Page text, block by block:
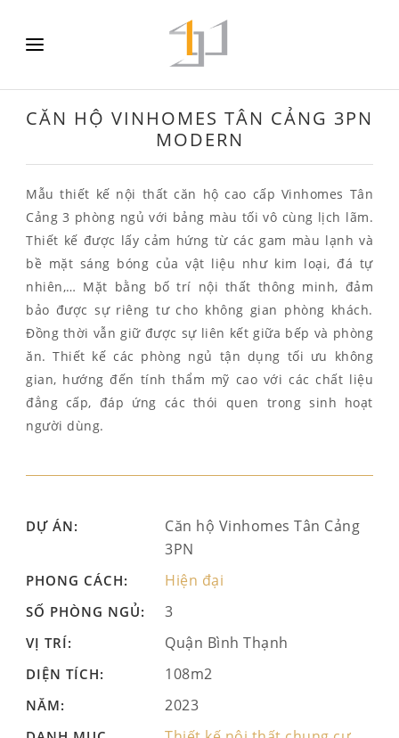
CĂN HỘ VINHOMES TÂN CẢNG 3PN
MODERN
Mẫu thiết kế nội thất căn hộ cao cấp Vinhomes Tân
Cảng 3 phòng ngủ với bảng màu tối vô cùng lịch lãm.
Thiết kế được lấy cảm hứng từ các gam màu lạnh và
bề mặt sáng bóng của vật liệu như kim loại, đá tự
nhiên,… Mặt bằng bố trí nội thất thông minh, đảm
bảo được sự riêng tư cho không gian phòng khách.
Đồng thời vẫn giữ được sự liên kết giữa bếp và phòng
ăn. Thiết kế các phòng ngủ tận dụng tối ưu không
gian, hướng đến tính thẩm mỹ cao với các chất liệu
đẳng cấp, đáp ứng các thói quen trong sinh hoạt
người dùng.
DỰ ÁN:
Căn hộ Vinhomes Tân Cảng
3PN
PHONG CÁCH: Hiện đại
SỐ PHÒNG NGỦ: 3
VỊ TRÍ: Quận Bình Thạnh
DIỆN TÍCH: 108m2
NĂM: 2023